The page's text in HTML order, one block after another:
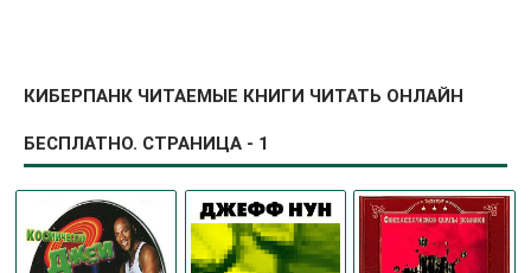
КИБЕРПАНК ЧИТАЕМЫЕ КНИГИ ЧИТАТЬ ОНЛАЙН
БЕСПЛАТНО. СТРАНИЦА - 1